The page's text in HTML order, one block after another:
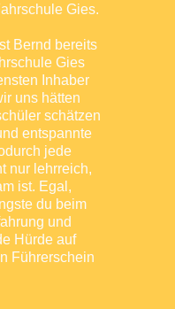
Gies.
Bernd bereits
Gies
Inhaber
uns hätten
schätzen
entspannte
jede
nur lehrreich,
ist. Egal,
du beim
und
Hürde auf
Führerschein